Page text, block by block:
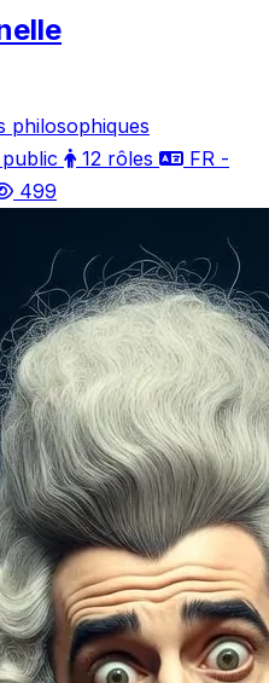
philosophiques
12 rôles
FR -
499